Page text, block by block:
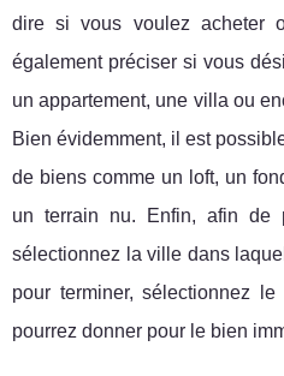
dire si vous voulez acheter
également préciser si vous
un appartement, une villa ou
Bien évidemment, il est
de biens comme un loft, un
un terrain nu. Enfin, afin de
sélectionnez la ville dans
pour terminer, sélectionnez
pourrez donner pour le bien